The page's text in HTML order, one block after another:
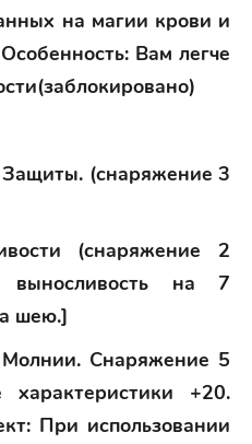
на магии крови и
Вам легче
(снаряжение 3
(снаряжение 2
выносливость на 7
шею.]
Снаряжение 5
+20.
При использовании